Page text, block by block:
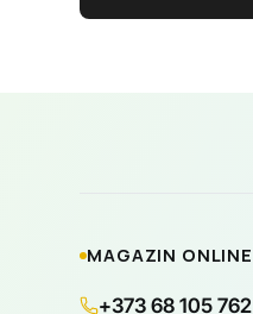
MAGAZIN ONLINE
+373 68 105 762